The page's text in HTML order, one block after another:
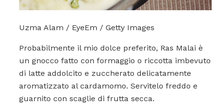
Uzma Alam / EyeEm / Getty Images
Probabilmente il mio dolce preferito, Ras Malai è
un gnocco fatto con formaggio o riccotta imbevuto
di latte addolcito e zuccherato delicatamente
aromatizzato al cardamomo. Servitelo freddo e
guarnito con scaglie di frutta secca.